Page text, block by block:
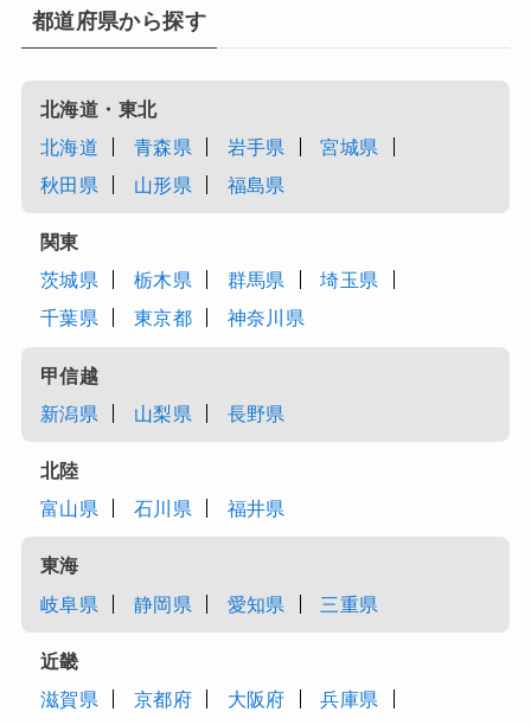
都道府県から探す
北海道・東北
北海道
青森県 岩手県
宮城県
秋田県
山形県 福島県
関東
茨城県
栃木県 群馬県
埼玉県
千葉県
東京都 神奈川県
甲信越
新潟県
山梨県 長野県
北陸
富山県
石川県 福井県
東海
岐阜県
静岡県 愛知県 三重県
近畿
滋賀県
京都府 大阪府
兵庫県